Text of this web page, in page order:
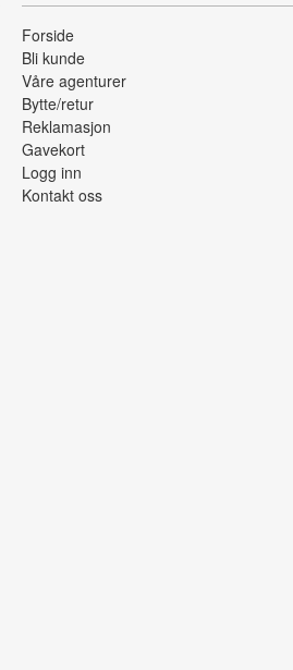
Forside
Bli kunde
Våre agenturer
Bytte/retur
Reklamasjon
Gavekort
Logg inn
Kontakt oss